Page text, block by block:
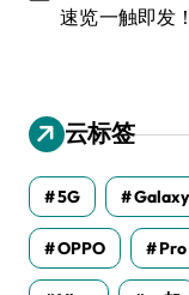
速览一触即发！
云标签
5G Galaxy
OPPO Pro